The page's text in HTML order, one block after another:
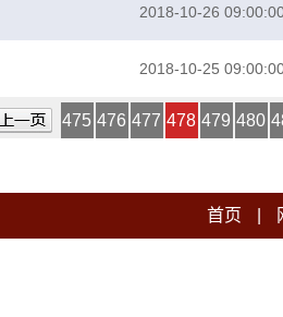
2018-10-26
2018-10-25
475 476 477 478 479 480
首页